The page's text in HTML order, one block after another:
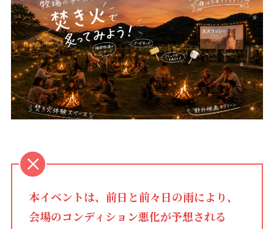
本イベントは、前日と前々日の雨により、
会場のコンディション悪化が予想される